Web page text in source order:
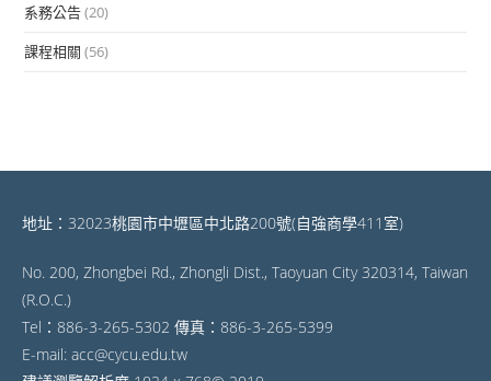
系務公告(20)
課程相關 (56)
地址：32023桃園市中壢區中北路200號(自強商學411室)
No. 200, Zhongbei Rd., Zhongli Dist., Taoyuan City 320314, Taiwan
(R.O.C.)
Tel：886-3-265-5302 傳真：886-3-265-5399
E-mail: acc@cycu.edu.tw